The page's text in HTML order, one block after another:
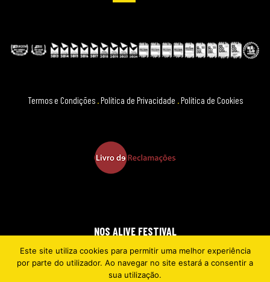
Termos e Condições Política de Privacidade Política de Cookies
NOS ALIVE FESTIVAL
2026 © EVERYTHING IS NEW
Este site utiliza cookies para permitir uma melhor experiência
por parte do utilizador. Ao navegar no site estará a consentir a
sua utilização.